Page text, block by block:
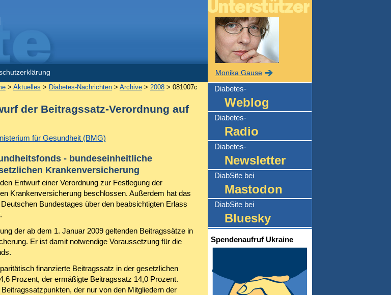
> Aktuelles > Diabetes-Nachrichten> Archive> 2008> 081007c
der Beitragssatz-Verordnung auf
für Gesundheit (BMG)
- bundeseinheitliche
Krankenversicherung
Entwurf einer Verordnung zur Festlegung der
Krankenversicherung beschlossen. Außerdem hat das
Bundestages über den beabsichtigten Erlass
der ab dem 1. Januar 2009 geltenden Beitragssätze in
Er ist damit notwendige Voraussetzung für die
finanzierte Beitragssatz in der gesetzlichen
Prozent, der ermäßigte Beitragssatz 14,0 Prozent.
der nur von den Mitgliedern der
Monika Gause
Diabetes-
Weblog
Diabetes-
Radio
Diabetes-
Newsletter
DiabSite bei
Mastodon
DiabSite bei
Bluesky
Spendenaufruf Ukraine